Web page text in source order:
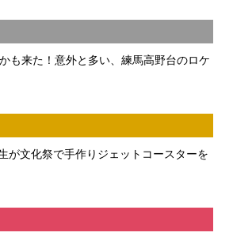
も来た！意外と多い、練馬高野台のロケ
が文化祭で手作りジェットコースターを